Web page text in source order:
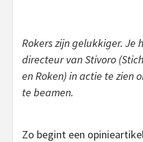
Rokers zijn gelukkiger. Je
directeur van Stivoro
en Roken) in actie te zien
te beamen.
Zo begint een